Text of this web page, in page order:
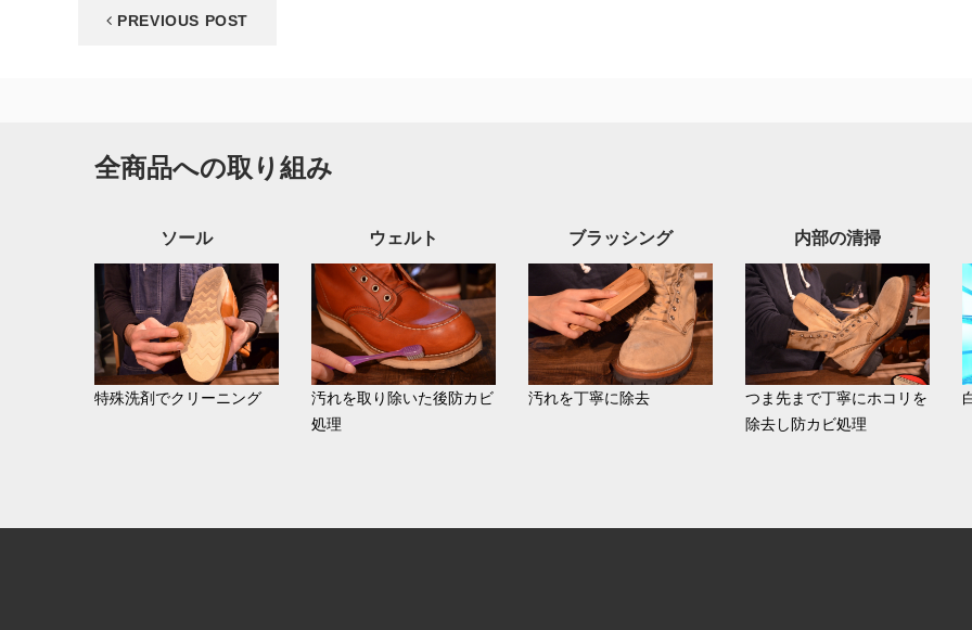
PREVIOUS POST
全商品への取り組み
ソール
特殊洗剤でクリーニング
ウェルト
汚れを取り除いた後防カビ
処理
ブラッシング
汚れを丁寧に除去
内部の清掃
つま先まで丁寧にホコリを
除去し防カビ処理